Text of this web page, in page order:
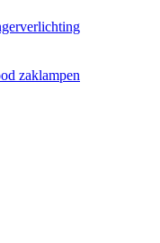
zaklampen